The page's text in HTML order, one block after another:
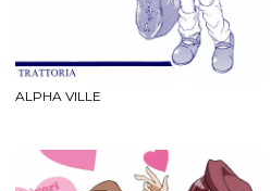
ALPHA VILLE